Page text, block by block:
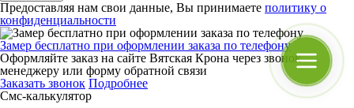
Предоставляя нам свои данные, Вы принимаете политику о
конфиденциальности
Замер бесплатно при оформлении заказа по телефону
Оформляйте заказ на сайте Вятская Крона через звонок
менеджеру или форму обратной связи
Заказать звонок Подробнее
Смс-калькулятор